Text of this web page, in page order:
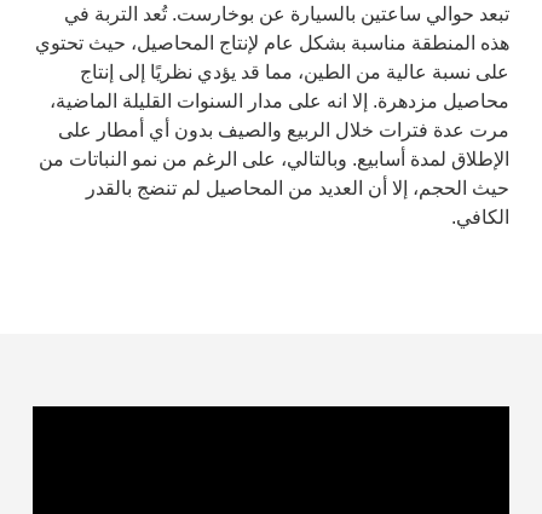
تبعد حوالي ساعتين بالسيارة عن بوخارست. تُعد التربة في
هذه المنطقة مناسبة بشكل عام لإنتاج المحاصيل، حيث تحتوي
على نسبة عالية من الطين، مما قد يؤدي نظريًا إلى إنتاج
محاصيل مزدهرة. إلا انه على مدار السنوات القليلة الماضية،
مرت عدة فترات خلال الربيع والصيف بدون أي أمطار على
الإطلاق لمدة أسابيع. وبالتالي، على الرغم من نمو النباتات من
حيث الحجم، إلا أن العديد من المحاصيل لم تنضج بالقدر
الكافي.